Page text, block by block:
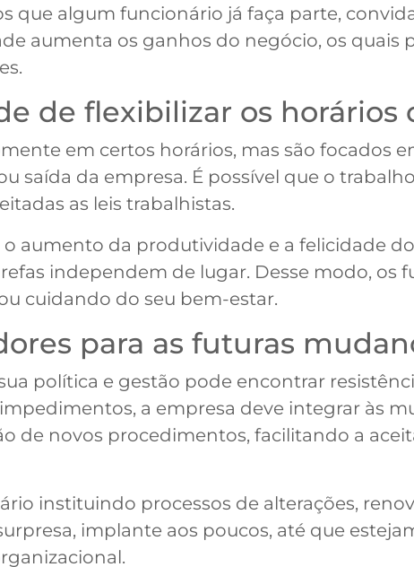
que algum funcionário já faça parte,
aumenta os ganhos do negócio, os quais
de flexibilizar os horários
em certos horários, mas são focados
saída da empresa. É possível que o
as leis trabalhistas.
aumento da produtividade e a felicidade
independem de lugar. Desse modo, os
cuidando do seu bem-estar.
para as futuras
política e gestão pode encontrar
a empresa deve integrar às
de novos procedimentos, facilitando a
instituindo processos de alterações,
implante aos poucos, até que